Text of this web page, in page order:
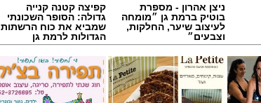
ניצן אהרון - מספרת
בוטיק ברמת גן ״מומחה
לעיצוב שיער, החלקות,
וצבעים״
קפיצה קטנה קנייה
גדולה: הסופר השכונתי
שמביא את כוח הרשתות
הגדולות לרמת גן